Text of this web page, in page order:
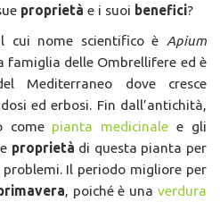
proprietà e i suoi benefici?
cui nome scientifico è Apium
famiglia delle Ombrellifere ed è
Mediterraneo dove cresce
ed erbosi. Fin dall’antichità,
come pianta medicinale e gli
proprietà di questa pianta per
Il periodo migliore per
, poiché è unaverdura